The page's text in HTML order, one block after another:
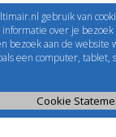
Selectie
gebruik van
over je bezoek
bezoek aan de website
een computer, tablet,
Cookie